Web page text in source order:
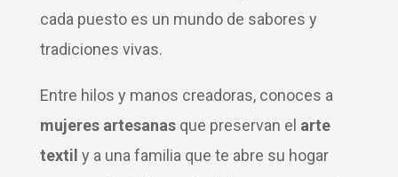
cada puesto es un mundo de sabores y
tradiciones vivas.
Entre hilos y manos creadoras, conoces a
mujeres artesanasque preservan el arte
textil y a una familia que te abre su hogar